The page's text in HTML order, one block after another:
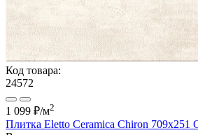
Код товара:
24572
1 099 ₽/м2
Плитка Eletto Ceramica Chiron 709х251